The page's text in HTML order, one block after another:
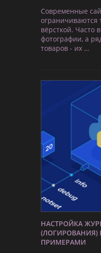
Современные
ограничиваются
вёрсткой. Часто
фотографии, а
товаров - их …
НАСТРОЙКА
(ЛОГИРОВАНИЯ)
ПРИМЕРАМИ